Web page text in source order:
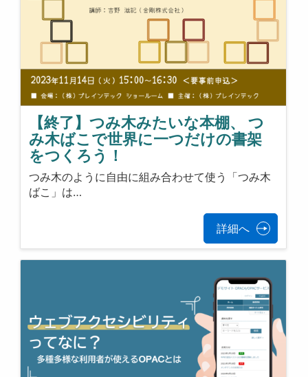
【終了】つみ木みたいな本棚、 つ
み木ばこで世界に一つだけの書架
をつくろう！
つみ木のように自由に組み合わせて使う「つみ木
ばこ」は…
詳細へ